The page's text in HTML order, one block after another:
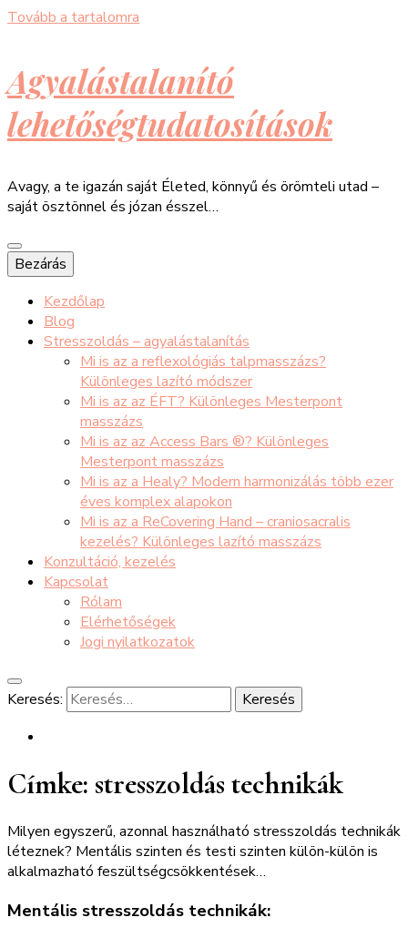
Tovább a tartalomra
Agyalástalanító
lehetőségtudatosítások
Avagy, a te igazán saját Életed, könnyű és örömteli utad –
saját ösztönnel és józan ésszel…
Bezárás
Kezdőlap
Blog
Stresszoldás – agyalástalanítás
Mi is az a reflexológiás talpmasszázs?
Különleges lazító módszer
Mi is az az ÉFT? Különleges Mesterpont
masszázs
Mi is az az Access Bars ®? Különleges
Mesterpont masszázs
Mi is az a Healy? Modern harmonizálás több ezer
éves komplex alapokon
Mi is az a ReCovering Hand – craniosacralis
kezelés? Különleges lazító masszázs
Konzultáció, kezelés
Kapcsolat
Rólam
Elérhetőségek
Jogi nyilatkozatok
Keresés:
Címke: stresszoldás technikák
Milyen egyszerű, azonnal használható stresszoldás technikák
léteznek? Mentális szinten és testi szinten külön-külön is
alkalmazható feszültségcsökkentések…
Mentális stresszoldás technikák: